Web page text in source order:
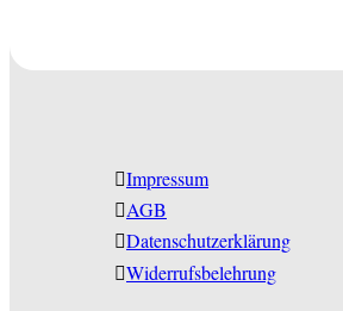
Impressum
AGB
Datenschutzerklärung
Widerrufsbelehrung